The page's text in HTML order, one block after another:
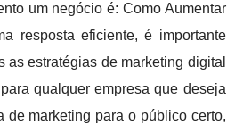
um negócio é: Como Aumentar
resposta eficiente, é importante
estratégias de marketing digital
qualquer empresa que deseja
de marketing para o público certo,